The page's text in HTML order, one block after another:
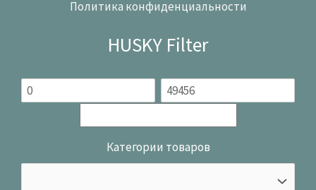
Политика конфиденциальности
HUSKY Filter
Категории товаров